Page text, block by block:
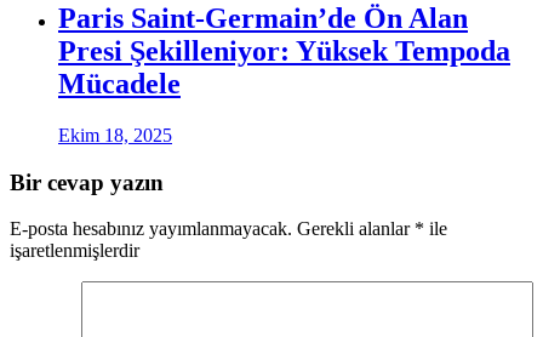
Paris Saint-Germain’de Ön Alan
Presi Şekilleniyor: Yüksek Tempoda
Mücadele
Ekim 18, 2025
Bir cevap yazın
E-posta hesabınız yayımlanmayacak. Gerekli alanlar * ile
işaretlenmişlerdir